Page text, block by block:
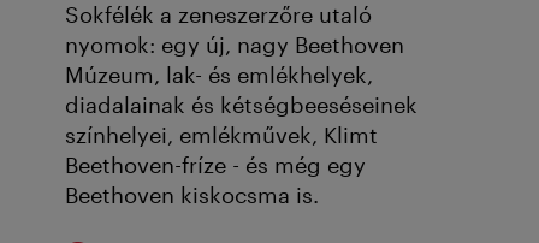
Sokfélék a zeneszerzőre utaló
nyomok: egy új, nagy Beethoven
Múzeum, lak- és emlékhelyek,
diadalainak és kétségbeeséseinek
színhelyei, emlékművek, Klimt
Beethoven-fríze - és még egy
Beethoven kiskocsma is.